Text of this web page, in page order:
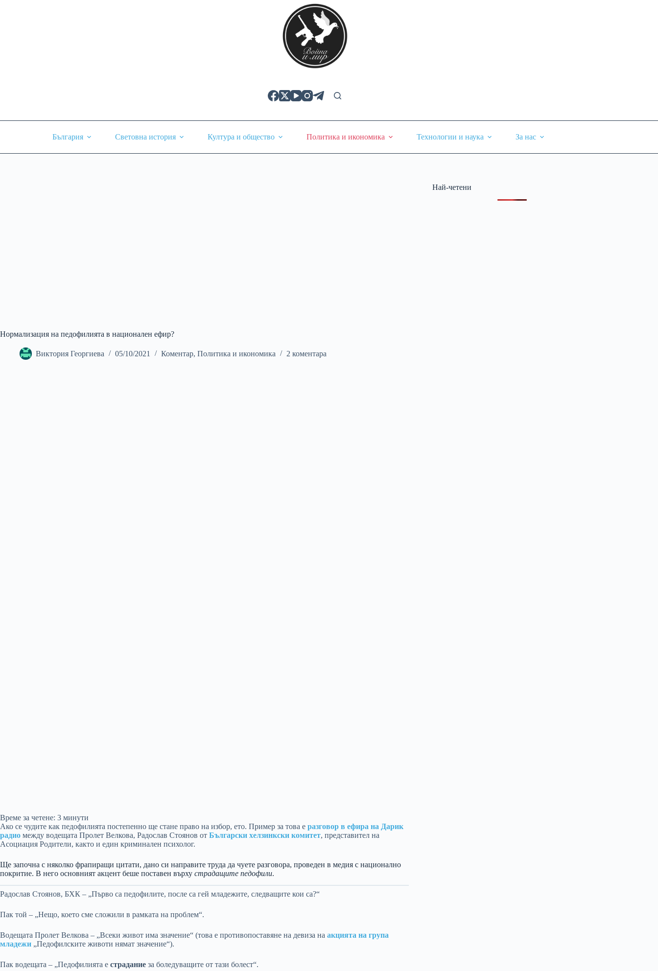
България Световна история Култура и общество Политика и икономика Технологии и наука За нас
Нормализация на педофилията в национален ефир?
Виктория Георгиева 05/10/2021 Коментар, Политика и икономика 2 коментара
Време за четене: 3 минути
Ако се чудите как педофилията постепенно ще стане право на избор, ето. Пример за това е разговор в ефира на Дарик
радио между водещата Пролет Велкова, Радослав Стоянов от Български хелзинкски комитет, представител на
Асоциация Родители, както и един криминален психолог.
Ще започна с няколко фрапиращи цитати, дано си направите труда да чуете разговора, проведен в медия с национално
покритие. В него основният акцент беше поставен върху страдащите педофили.
Радослав Стоянов, БХК – „Първо са педофилите, после са гей младежите, следващите кои са?“
Пак той – „Нещо, което сме сложили в рамката на проблем“.
Водещата Пролет Велкова – „Всеки живот има значение“ (това е противопоставяне на девиза на акцията на група
младежи „Педофилските животи нямат значение“).
Пак водещата – „Педофилията е страдание за боледуващите от тази болест“.
Най-четени